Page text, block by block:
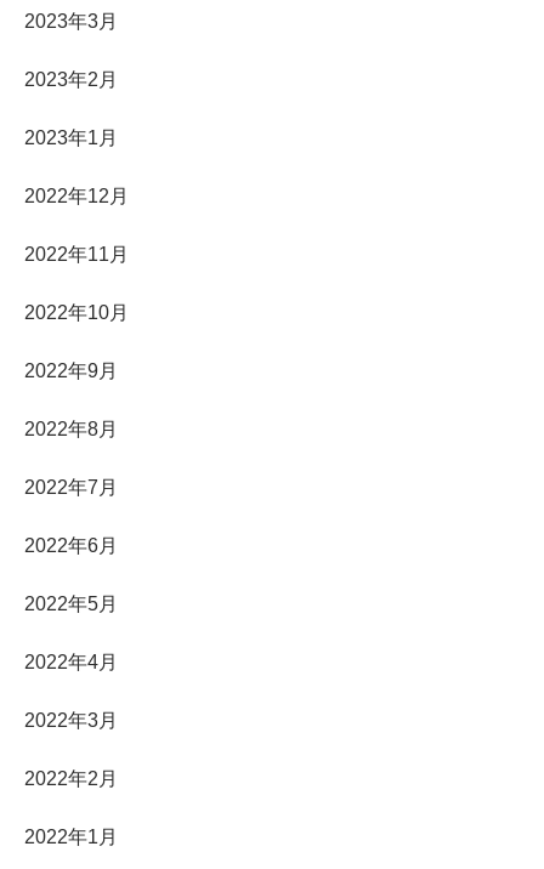
2023年3月
2023年2月
2023年1月
2022年12月
2022年11月
2022年10月
2022年9月
2022年8月
2022年7月
2022年6月
2022年5月
2022年4月
2022年3月
2022年2月
2022年1月